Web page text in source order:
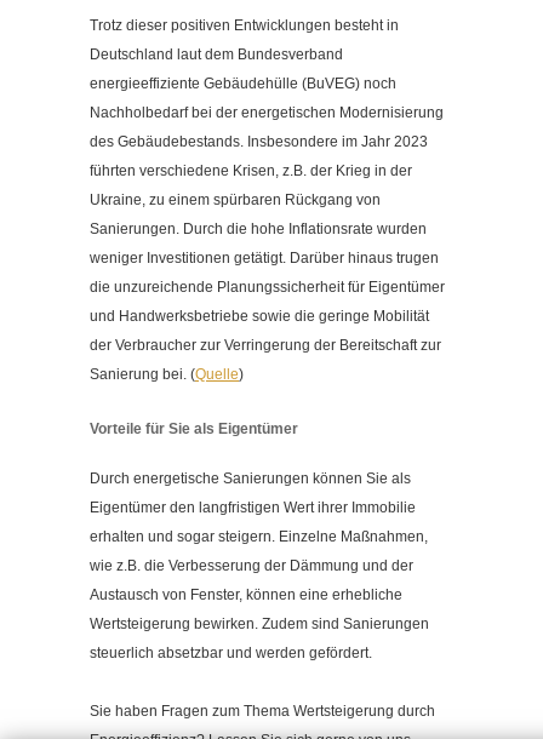
Trotz dieser positiven Entwicklungen besteht in
Deutschland laut dem Bundesverband
energieeffiziente Gebäudehülle (BuVEG) noch
Nachholbedarf bei der energetischen Modernisierung
des Gebäudebestands. Insbesondere im Jahr 2023
führten verschiedene Krisen, z.B. der Krieg in der
Ukraine, zu einem spürbaren Rückgang von
Sanierungen. Durch die hohe Inflationsrate wurden
weniger Investitionen getätigt. Darüber hinaus trugen
die unzureichende Planungssicherheit für Eigentümer
und Handwerksbetriebe sowie die geringe Mobilität
der Verbraucher zur Verringerung der Bereitschaft zur
Sanierung bei. (Quelle)
Vorteile für Sie als Eigentümer
Durch energetische Sanierungen können Sie als
Eigentümer den langfristigen Wert ihrer Immobilie
erhalten und sogar steigern. Einzelne Maßnahmen,
wie z.B. die Verbesserung der Dämmung und der
Austausch von Fenster, können eine erhebliche
Wertsteigerung bewirken. Zudem sind Sanierungen
steuerlich absetzbar und werden gefördert.
Sie haben Fragen zum Thema Wertsteigerung durch